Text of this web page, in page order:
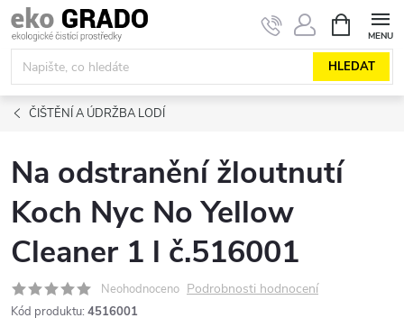
Přejít
na
obsah
HLEDAT
NÁKUPNÍ
KOŠÍK
ČIŠTĚNÍ A ÚDRŽBA LODÍ
Na odstranění žloutnutí
Koch Nyc No Yellow
Cleaner 1 l č.516001
Neohodnoceno Podrobnosti hodnocení
Kód produktu: 4516001